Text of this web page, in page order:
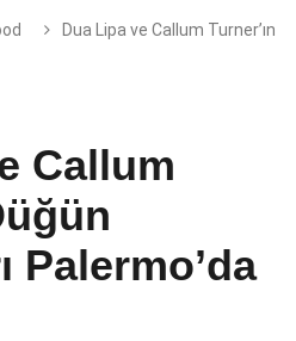
Dua Lipa ve Callum Turner’ın
Callum
Palermo’da